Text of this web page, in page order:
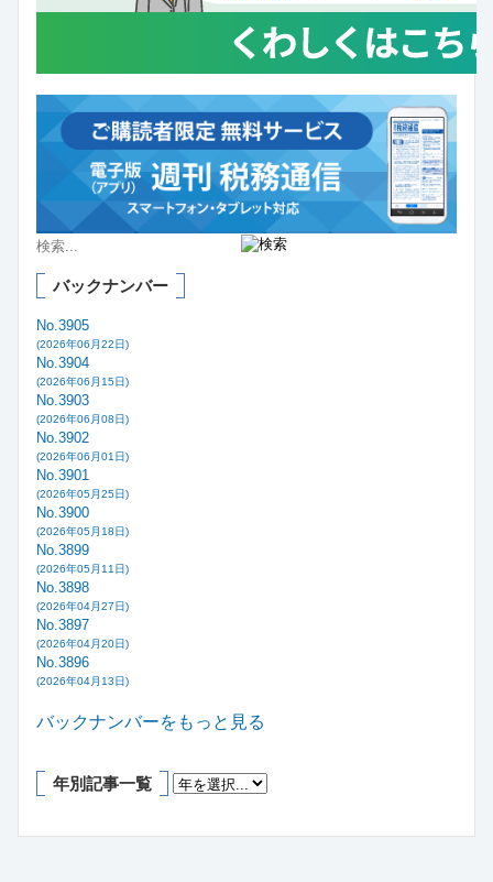
バックナンバー
No.3905
(2026年06月22日)
No.3904
(2026年06月15日)
No.3903
(2026年06月08日)
No.3902
(2026年06月01日)
No.3901
(2026年05月25日)
No.3900
(2026年05月18日)
No.3899
(2026年05月11日)
No.3898
(2026年04月27日)
No.3897
(2026年04月20日)
No.3896
(2026年04月13日)
バックナンバーをもっと見る
年別記事一覧